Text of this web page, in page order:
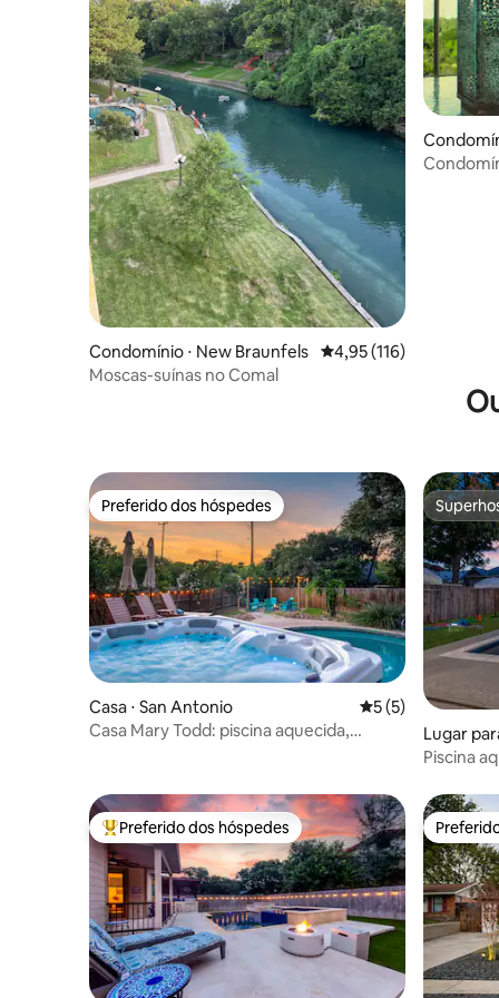
Condomínio ⋅ New Braunfels 4,95 de uma avaliação
4,95 (116)
Moscas-suínas no Comal
Preferido dos hóspedes
Preferido dos hóspedes
Casa ⋅ San Antonio 5 de uma
5 (5)
Casa Mary Todd: piscina aquecida,
Lugar
o
Piscina
Entre os melhores preferidos dos hóspedes
Preferido dos hóspedes